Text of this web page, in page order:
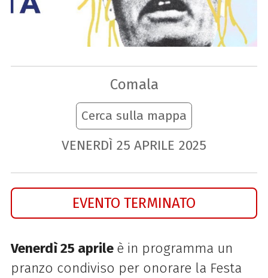
Comala
Cerca sulla mappa
VENERDÌ 25 APRILE 2025
EVENTO TERMINATO
Venerdì 25 aprile è in programma un
pranzo condiviso per onorare la Festa